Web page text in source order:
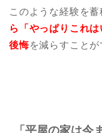
このような経験を
ら「やっぱりこれ
後悔を減らすことが
「平屋の家は今